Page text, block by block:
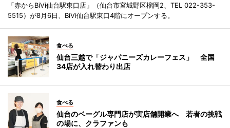
「赤からBiVi仙台駅東口店」（仙台市宮城野区榴岡2、TEL 022-353-
5515）が8月6日、BiVi仙台駅東口4階にオープンする。
食べる
仙台三越で「ジャパニーズカレーフェス」 全国
34店が入れ替わり出店
食べる
仙台のベーグル専門店が実店舗開業へ 若者の挑戦
の場に、クラファンも